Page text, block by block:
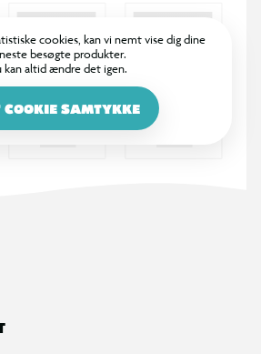
cookies, kan vi nemt vise dig dine
besøgte produkter.
kan altid ændre det igen.
COOKIE SAMTYKKE